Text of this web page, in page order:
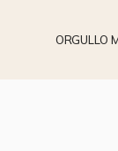
ORGULLO